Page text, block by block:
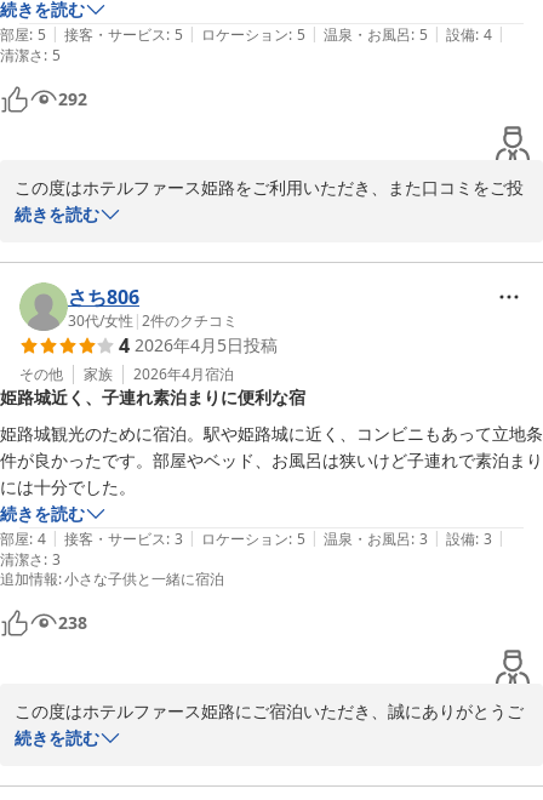
Ｈｏｔｅｌ Ｆｏｓｓｅ姫路 ホテルファース姫路（旧：グランド
ゥース姫路）
姫路に来た際はまた是非利用させていただきます。
続きを読む
部屋: 5 | 接客・サービス: 5 | ロケーション: 5 | 温泉・お風呂: 5 | 設備: 4 |
清潔さ: 5
292
この度はホテルファース姫路をご利用いただき、また口コミをご投
稿いただき誠にありがとうございます。
姫路駅からの立地や料金、客室の清潔さ、アメニティにつきまして
ご満足いただけたようで大変嬉しく思っております。
「また利用したい」とのお言葉はスタッフにとって何よりの励みで
ございます。
今後も快適にお過ごしいただけるホテルを目指してまいります。
また姫路へお越しの際はぜひ当ホテルをご利用くださいませ。
お客様のまたのお越しを心よりお待ちしております。
Ｈｏｔｅｌ Ｆｏｓｓｅ姫路 ホテルファース姫路（旧：グランド
ゥース姫路）
2026-04-30
続きを読む
さち806
30代/女性 |2件のクチコミ
4 2026年4月5日投稿
その他 家族 2026年4月宿泊
姫路城近く、子連れ素泊まりに便利な宿
姫路城観光のために宿泊。駅や姫路城に近く、コンビニもあって立地条
件が良かったです。部屋やベッド、お風呂は狭いけど子連れで素泊まり
続きを読む
部屋: 4 | 接客・サービス: 3 | ロケーション: 5 | 温泉・お風呂: 3 | 設備: 3 |
清潔さ: 3
追加情報:小さな子供と一緒に宿泊
238
この度はホテルファース姫路にご宿泊いただき、誠にありがとうご
ざいました。
続きを読む